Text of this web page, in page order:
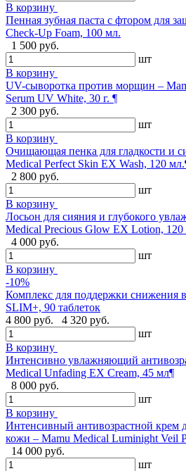
В корзину
Пенная зубная паста с фтором для
Check-Up Foam, 100 мл.
1 500 руб.
шт
В корзину
UV-сыворотка против морщин –
Serum UV White, 30 г. ¶
2 300 руб.
шт
В корзину
Очищающая пенка для гладкости и
Medical Perfect Skin EX Wash, 120
2 800 руб.
шт
В корзину
Лосьон для сияния и глубокого
Medical Precious Glow EX Lotion, 120
4 000 руб.
шт
В корзину
-10%
Комплекс для поддержки снижения
SLIM+, 90 таблеток
4 800 руб.
4 320 руб.
шт
В корзину
Интенсивно увлажняющий
Medical Unfading EX Cream, 45 мл¶
8 000 руб.
шт
В корзину
Интенсивный антивозрастной крем
кожи – Mamu Medical Luminight Veil
14 000 руб.
шт